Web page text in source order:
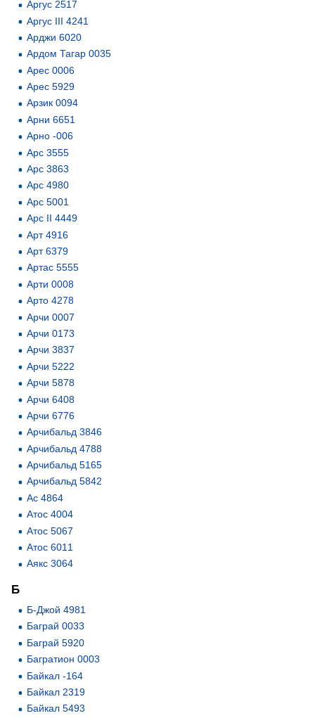
Аргус 2517
Аргус III 4241
Арджи 6020
Ардом Тагар 0035
Арес 0006
Арес 5929
Арзик 0094
Арни 6651
Арно -006
Арс 3555
Арс 3863
Арс 4980
Арс 5001
Арс II 4449
Арт 4916
Арт 6379
Артас 5555
Арти 0008
Арто 4278
Арчи 0007
Арчи 0173
Арчи 3837
Арчи 5222
Арчи 5878
Арчи 6408
Арчи 6776
Арчибальд 3846
Арчибальд 4788
Арчибальд 5165
Арчибальд 5842
Ас 4864
Атос 4004
Атос 5067
Атос 6011
Аякс 3064
Б
Б-Джой 4981
Баграй 0033
Баграй 5920
Багратион 0003
Байкал -164
Байкал 2319
Байкал 5493